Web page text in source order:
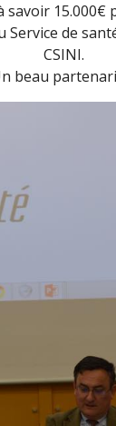
savoir
Service de
CSINI.
beau